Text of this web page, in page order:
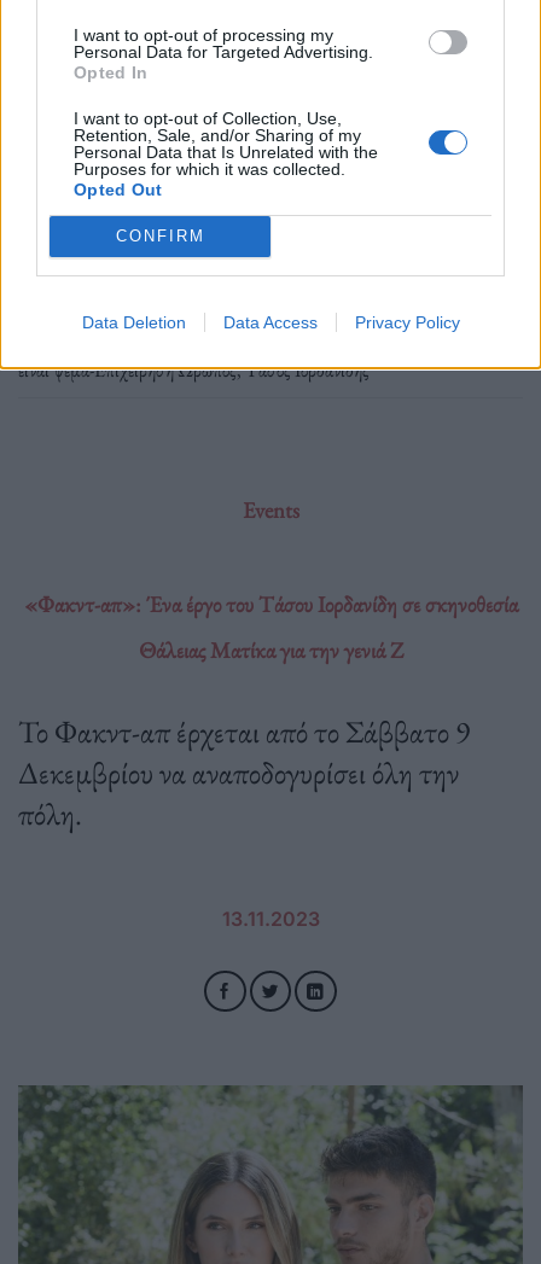
I want to opt-out of processing my
Personal Data for Targeted Advertising.
Opted In
I want to opt-out of Collection, Use,
Retention, Sale, and/or Sharing of my
Personal Data that Is Unrelated with the
Purposes for which it was collected.
Opted Out
CONFIRM
Data Deletion Data Access Privacy Policy
«Πες μου ότι είναι ψέμα-Επιχείρηση Ωρωπός» με
dream team ηθοποιών και ευφυείς ακροβασίες
ανάμεσα στο να γελάμε και να σκεφτόμαστε. Αυτό
θα πει καλή κωμωδία!
Διαβάστε περισσότερα→
| Θέατρο Νους Κυψέλη
Πες μου ότι
είναι ψέμα-Επιχείρηση Ωρωπός,Τάσος Ιορδανίδης
Events
«Φακντ-απ»: Ένα έργο του Τάσου Ιορδανίδη σε σκηνοθεσία
Θάλειας Ματίκα για την γενιά Ζ
Το Φακντ-απ έρχεται από το Σάββατο 9
Δεκεμβρίου να αναποδογυρίσει όλη την
πόλη.
13.11.2023